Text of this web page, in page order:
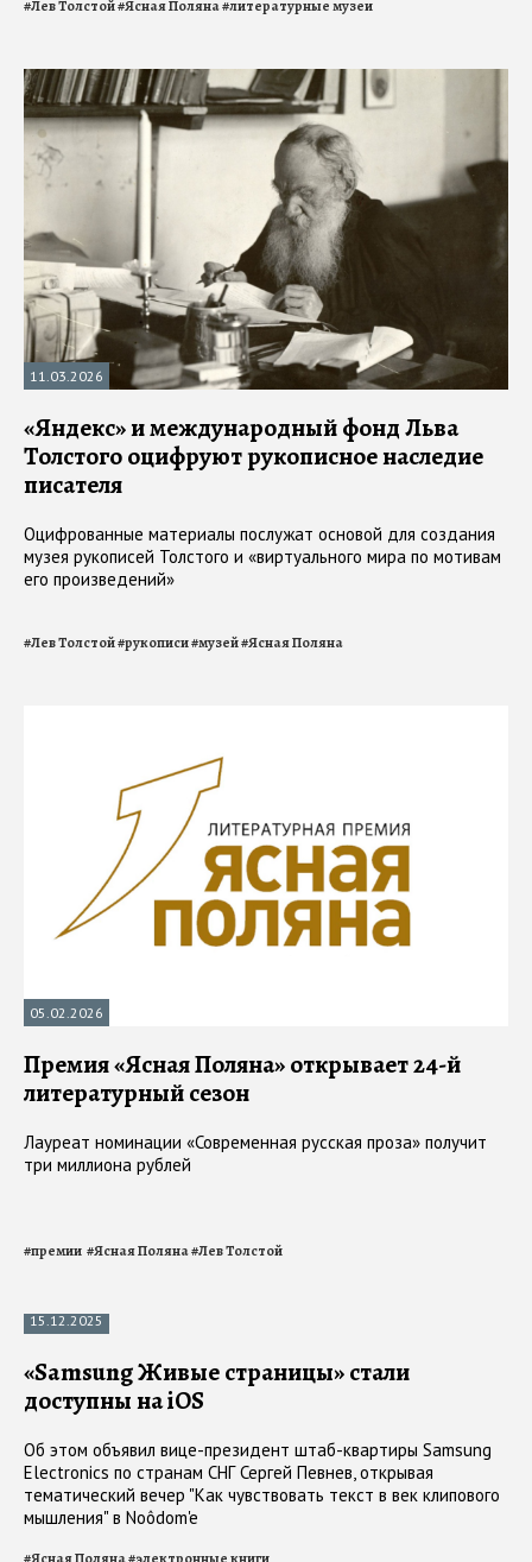
#Лев Толстой#Ясная Поляна#литературные музеи
11.03.2026
«Яндекс» и международный фонд Льва
Толстого оцифруют рукописное наследие
писателя
Оцифрованные материалы послужат основой для создания
музея рукописей Толстого и «виртуального мира по мотивам
его произведений»
#Лев Толстой#рукописи#музей#Ясная Поляна
05.02.2026
Премия «Ясная Поляна» открывает 24-й
литературный сезон
Лауреат номинации «Современная русская проза» получит
три миллиона рублей
#премии #Ясная Поляна#Лев Толстой